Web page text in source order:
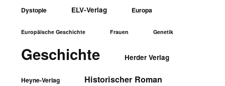
Dystopie ELV-Verlag Europa
Europäische Geschichte Frauen Genetik
Geschichte Herder Verlag
Heyne-Verlag Historischer Roman